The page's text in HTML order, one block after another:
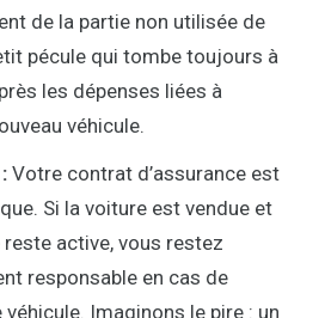
de la partie non utilisée de
pécule qui tombe toujours à
les dépenses liées à
véhicule.
Votre contrat d’assurance est
Si la voiture est vendue et
reste active, vous restez
responsable en cas de
véhicule. Imaginons le pire : un